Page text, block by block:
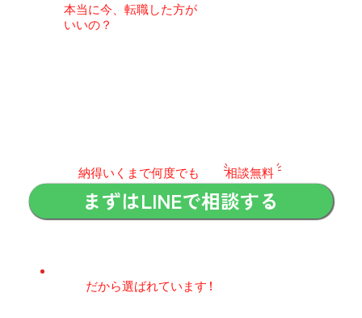
本当に今 、転職した方が
いいの？
​納得いくまで何度でも 相談無料
まずはLINEで相談する
​だから選ばれています !